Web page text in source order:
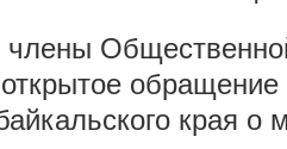
члены
открытое
края о